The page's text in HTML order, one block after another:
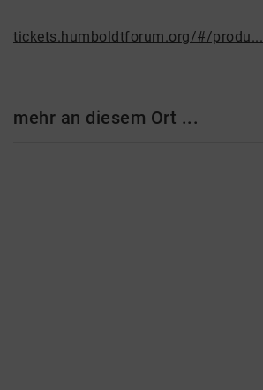
tickets.humboldtforum.org/#/produ...
mehr an diesem Ort ...